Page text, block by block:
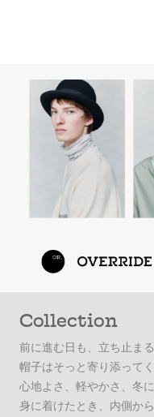
Collection
前に進む日も、立ち止まる
帽子はそっと寄り添ってく
心地よさ、軽やかさ、冬
身に着けたとき、内側か